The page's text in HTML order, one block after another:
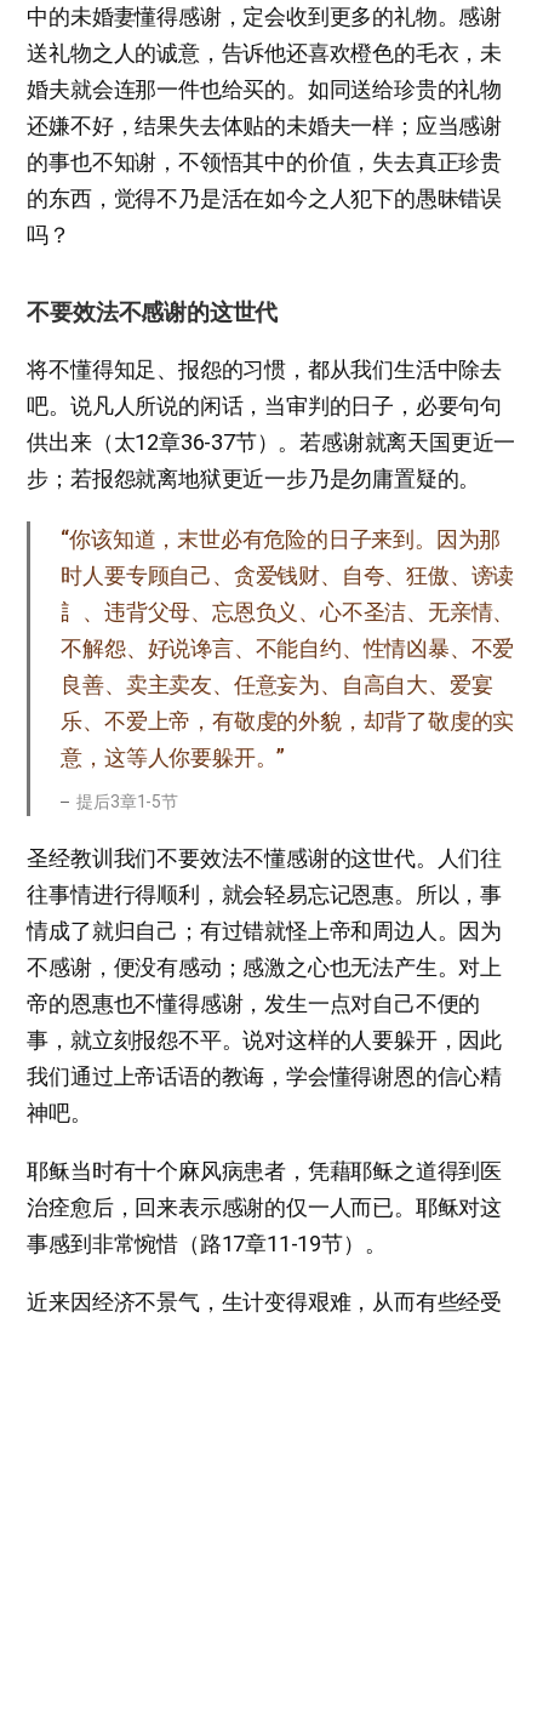
中的未婚妻懂得感谢，定会收到更多的礼物。感谢
送礼物之人的诚意，告诉他还喜欢橙色的毛衣，未
婚夫就会连那一件也给买的。如同送给珍贵的礼物
还嫌不好，结果失去体贴的未婚夫一样；应当感谢
的事也不知谢，不领悟其中的价值，失去真正珍贵
的东西，觉得不乃是活在如今之人犯下的愚昧错误
吗？
不要效法不感谢的这世代
将不懂得知足、报怨的习惯，都从我们生活中除去
吧。说凡人所说的闲话，当审判的日子，必要句句
供出来（太12章36-37节）。若感谢就离天国更近一
步；若报怨就离地狱更近一步乃是勿庸置疑的。
“你该知道，末世必有危险的日子来到。因为那
时人要专顾自己、贪爱钱财、自夸、狂傲、谤读
訁、违背父母、忘恩负义、心不圣洁、无亲情、
不解怨、好说谗言、不能自约、性情凶暴、不爱
良善、卖主卖友、任意妄为、自高自大、爱宴
乐、不爱上帝，有敬虔的外貌，却背了敬虔的实
意，这等人你要躲开。”
提后3章1-5节
圣经教训我们不要效法不懂感谢的这世代。人们往
往事情进行得顺利，就会轻易忘记恩惠。所以，事
情成了就归自己；有过错就怪上帝和周边人。因为
不感谢，便没有感动；感激之心也无法产生。对上
帝的恩惠也不懂得感谢，发生一点对自己不便的
事，就立刻报怨不平。说对这样的人要躲开，因此
我们通过上帝话语的教诲，学会懂得谢恩的信心精
神吧。
耶稣当时有十个麻风病患者，凭藉耶稣之道得到医
治痊愈后，回来表示感谢的仅一人而已。耶稣对这
事感到非常惋惜（路17章11-19节）。
近来因经济不景气，生计变得艰难，从而有些经受